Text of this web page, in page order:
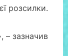
розсилки.
– зазначив